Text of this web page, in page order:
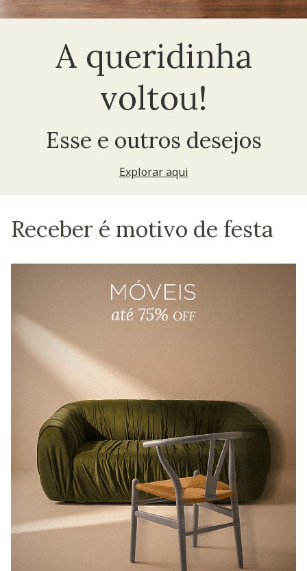
A queridinha
voltou!
Esse e outros desejos
Explorar aqui
Receber é motivo de festa